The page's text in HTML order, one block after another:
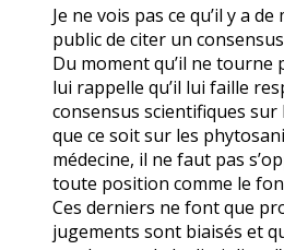
Je ne vois pas ce qu’il y a
public de citer un
Du moment qu’il ne tourne
lui rappelle qu’il lui faille
consensus scientifiques
que ce soit sur les
médecine, il ne faut pas
toute position comme le
Ces derniers ne font que
jugements sont biaisés et